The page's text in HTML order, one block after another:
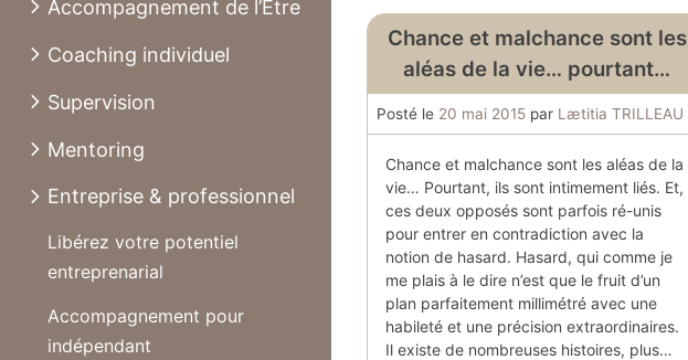
Accompagnement de l’Être
Coaching individuel
Supervision
Mentoring
Entreprise & professionnel
Libérez votre potentiel
entreprenarial
Accompagnement pour
indépendant
Chance et malchance sont les
aléas de la vie… pourtant…
Posté le 20 mai 2015 par Lætitia TRILLEAU
Chance et malchance sont les aléas de la
vie… Pourtant, ils sont intimement liés. Et,
ces deux opposés sont parfois ré-unis
pour entrer en contradiction avec la
notion de hasard. Hasard, qui comme je
me plais à le dire n’est que le fruit d’un
plan parfaitement millimétré avec une
habileté et une précision extraordinaires.
Il existe de nombreuses histoires, plus…